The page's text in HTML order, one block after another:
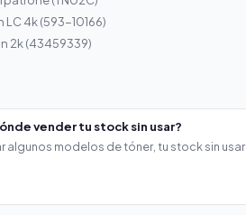
LC 4k (593-10166)
2k (43459339)
vender tu stock sin usar?
algunos modelos de tóner, tu stock sin usar